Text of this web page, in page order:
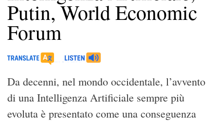
Putin, World Economic
Forum
Da decenni, nel mondo occidentale, l’avvento
di una Intelligenza Artificiale sempre più
evoluta è presentato come una conseguenza